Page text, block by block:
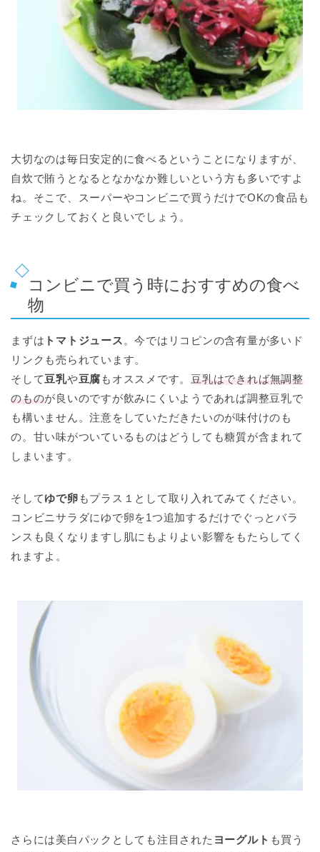
大切なのは毎日安定的に食べるということになりますが、
自炊で賄うとなるとなかなか難しいという方も多いですよ
ね。そこで、スーパーやコンビニで買うだけでOKの食品も
チェックしておくと良いでしょう。
コンビニで買う時におすすめの食べ
物
まずは トマトジュース 。今ではリコピンの含有量が多いド
リンクも売られています。
そして豆乳や豆腐 もオススメです。 豆乳はできれば無調整
のものが良いのですが飲みにくいようであれば調整豆乳で
も構いません。注意をしていただきたいのが味付けのも
の。甘い味がついているものはどうしても糖質が含まれて
しまいます。
そしてゆで卵 もプラス１として取り入れてみてください。
コンビニサラダにゆで卵を1つ追加するだけでぐっとバラ
ンスも良くなりますし肌にもよりよい影響をもたらしてく
れますよ。
さらには美白パックとしても注目された ヨーグルト も買う